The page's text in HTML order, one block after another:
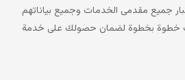
جميع مقدمى الخدمات وجميع بياناتهم
خطوة بخطوة لضمان حصولك على خدمة